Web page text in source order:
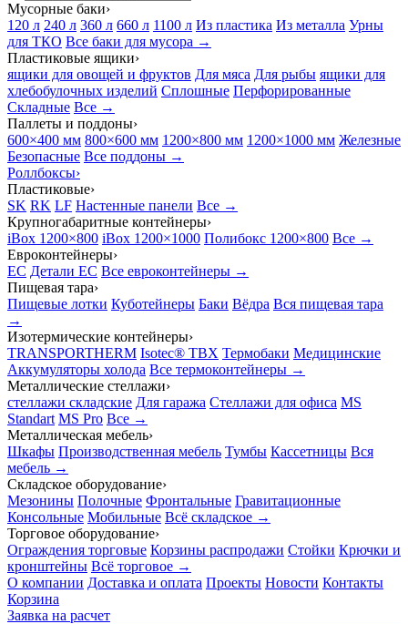
Мусорные баки›
120 л 240 л 360 л 660 л 1100 л Из пластика Из металла Урны
для ТКО Все баки для мусора →
Пластиковые ящики›
ящики для овощей и фруктов Для мяса Для рыбы ящики для
хлебобулочных изделий Сплошные Перфорированные
Складные Все →
Паллеты и поддоны›
600×400 мм 800×600 мм 1200×800 мм 1200×1000 мм Железные
Безопасные Все поддоны →
Роллбоксы›
Пластиковые›
SK RK LF Настенные панели Все →
Крупногабаритные контейнеры›
iBox 1200×800 iBox 1200×1000 Полибокс 1200×800 Все →
Евроконтейнеры›
EC Детали EC Все евроконтейнеры →
Пищевая тара›
Пищевые лотки Куботейнеры Баки Вёдра Вся пищевая тара
→
Изотермические контейнеры›
TRANSPORTHERM Isotec® TBX Термобаки Медицинские
Аккумуляторы холода Все термоконтейнеры →
Металлические стеллажи›
стеллажи складские Для гаража Стеллажи для офиса MS
Standart MS Pro Все →
Металлическая мебель›
Шкафы Производственная мебель Тумбы Кассетницы Вся
мебель →
Складское оборудование›
Мезонины Полочные Фронтальные Гравитационные
Консольные Мобильные Всё складское →
Торговое оборудование›
Ограждения торговые Корзины распродажи Стойки Крючки и
кронштейны Всё торговое →
О компании Доставка и оплата Проекты Новости Контакты
Корзина
Заявка на расчет